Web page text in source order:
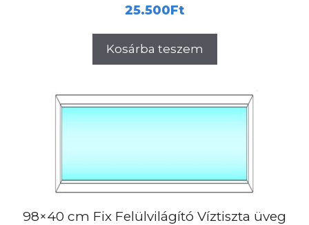
25.500Ft
Kosárba teszem
98×40 cm Fix Felülvilágító Víztiszta üveg